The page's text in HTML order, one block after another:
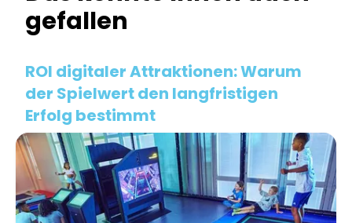
gefallen
ROI digitaler Attraktionen: Warum
der Spielwert den langfristigen
Erfolg bestimmt